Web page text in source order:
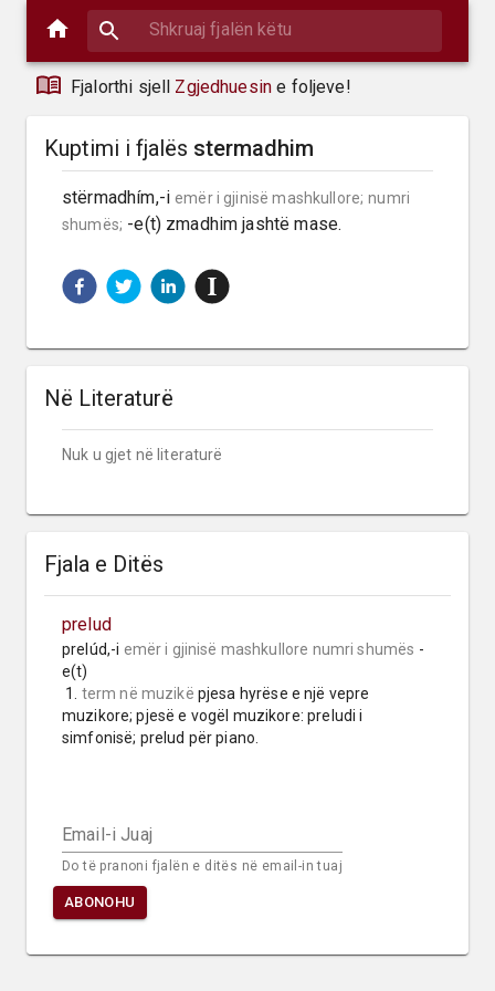
Fjalorthi sjell Zgjedhuesin e foljeve!
Kuptimi i fjalës stermadhim
stërmadhím,-i emër i gjinisë mashkullore; numri
shumës; -e(t) zmadhim jashtë mase.
Në Literaturë
Nuk u gjet në literaturë
Fjala e Ditës
prelud
prelúd,-i emër i gjinisë mashkullore numri shumës -
e(t)
1. term në muzikë pjesa hyrëse e një vepre
muzikore; pjesë e vogël muzikore: preludi i
simfonisë; prelud për piano.
Email-i Juaj
Do të pranoni fjalën e ditës në email-in tuaj
ABONOHU